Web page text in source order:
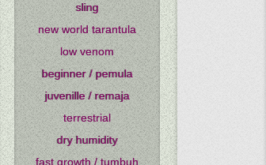
sling
new world tarantula
low venom
beginner / pemula
juvenille / remaja
terrestrial
dry humidity
fast growth / tumbuh